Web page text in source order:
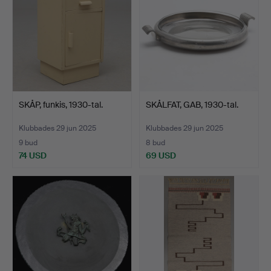
SKÅP, funkis, 1930-tal.
Klubbades 29 jun 2025
9 bud
74 USD
SKÅLFAT, GAB, 1930-tal.
Klubbades 29 jun 2025
8 bud
69 USD